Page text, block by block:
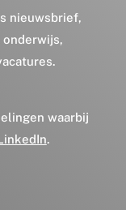
nieuwsbrief,
waarbij
.